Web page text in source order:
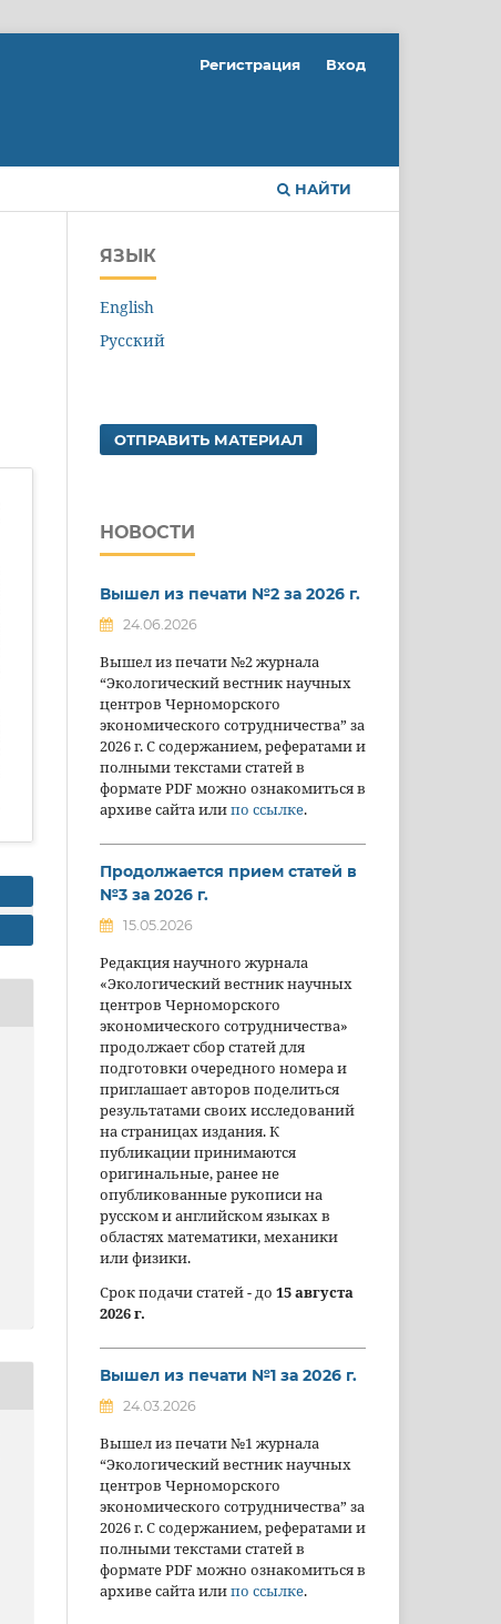
НАЙТИ
Регистрация Вход
ЯЗЫК
English
Русский
ОТПРАВИТЬ МАТЕРИАЛ
НОВОСТИ
Вышел из печати №2 за 2026 г.
24.06.2026
Вышел из печати №2 журнала
“Экологический вестник научных
центров Черноморского
экономического сотрудничества” за
2026 г. С содержанием, рефератами и
полными текстами статей в
формате PDF можно ознакомиться в
архиве сайта илипо ссылке.
Продолжается прием статей в
№3 за 2026 г.
15.05.2026
Редакция научного журнала
«Экологический вестник научных
центров Черноморского
экономического сотрудничества»
продолжает сбор статей для
подготовки очередного номера и
приглашает авторов поделиться
результатами своих исследований
на страницах издания. К
публикации принимаются
оригинальные, ранее не
опубликованные рукописи на
русском и английском языках в
областях математики, механики
или физики.
Срок подачи статей - до 15 августа
2026 г.
Вышел из печати №1 за 2026 г.
24.03.2026
Вышел из печати №1 журнала
“Экологический вестник научных
центров Черноморского
экономического сотрудничества” за
2026 г. С содержанием, рефератами и
полными текстами статей в
формате PDF можно ознакомиться в
архиве сайта илипо ссылке.